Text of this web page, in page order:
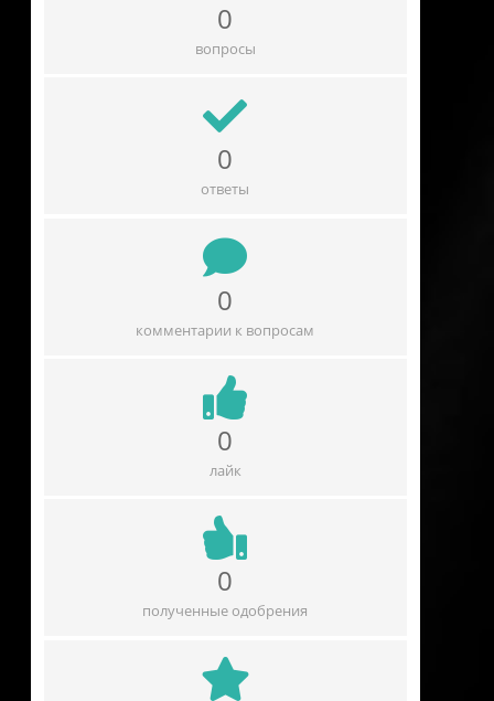
0
вопросы
0
ответы
0
комментарии к вопросам
0
лайк
0
полученные одобрения